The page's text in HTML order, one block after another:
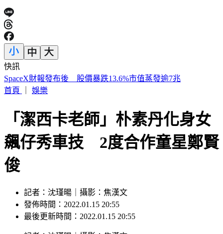
快訊
「颱風假」關鍵曝 白海豚最新路徑出爐
首頁
娛樂
「潔西卡老師」朴素丹化身女
飆仔秀車技 2度合作童星鄭賢
俊
記者：沈瑾暘｜攝影：焦漢文
發佈時間：2022.01.15 20:55
最後更新時間：2022.01.15 20:55